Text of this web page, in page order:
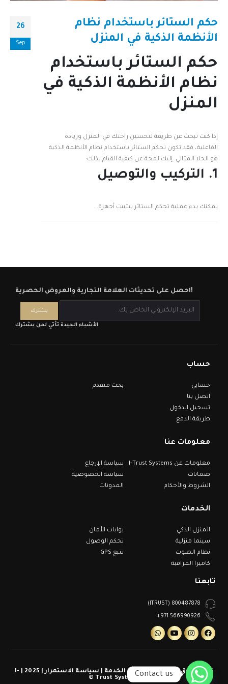
26
Sep
حكم الستائر باستخدام نظام
الأنظمة الذكية في المنزل
حكم الستائر باستخدام
نظام الأنظمة الذكية في
المنزل
إذا كنت تبحث عن طريقة لتحسين راحتك في المنزل وزيادة
الفاعلية، فقد تكون تحكم الستائر باستخدام نظام الأنظمة الذكية
هو الحلا المثالي. إليك لمحة عن كيفية القيام بذلك:
1. التركيب والتوصيل
يمكنك بدء عملية تحكم الستائر بتثبيت أجهزة...
احصل على تحديثات العلامة التجارية والعروض الحصرية!
الأشياء الجيدة تأتي لمن يشترك
حساب
حسابي
اتصل بنا
تسجيل الدخول
طريقة الدفع
بحث متقدم
معلومات عنا
معلومات عن I-Trust Systems
ضمانات
الشروط والأحكام
سياسة الإرجاع
سياسة الخصوصية
المدونات
الخدمات
المنزل الذكي
سينما منزلية
نظام الصوت
كاميرا المراقبة
بوابات الأمان
تحكم الوصول
تتبع GPS
تابعنا
800487878 (ITRUST)
566990926 971+
كل الحقوق محفوظة | شروط الخدمة | سياسة الاستمرار | 2025 | I-
Trust Systems ©Contact us